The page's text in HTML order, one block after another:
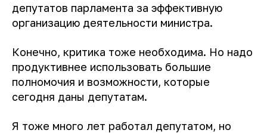
депутатов парламента за эффективную
организацию деятельности министра.
Конечно, критика тоже необходима. Но надо
продуктивнее использовать большие
полномочия и возможности, которые
сегодня даны депутатам.
Я тоже много лет работал депутатом, но